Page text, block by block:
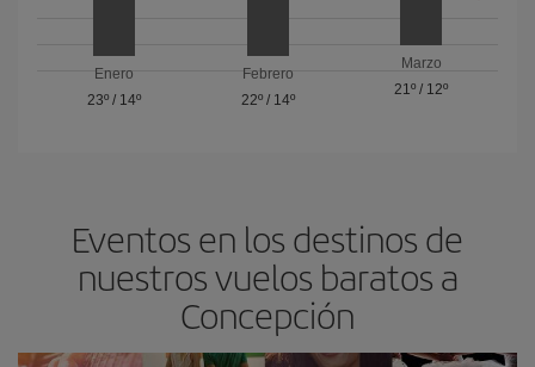
Enero
23º/ 14º
Febrero
22º/ 14º
Marzo
21º / 12º
Eventos en los destinos de
nuestros vuelos baratos a
Concepción